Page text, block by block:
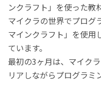
ンクラフト」を使った教
マイクラの世界でプログ
マインクラフト」を使用
ています。
最初の3ヶ月は、マイク
リアしながらプログラミ